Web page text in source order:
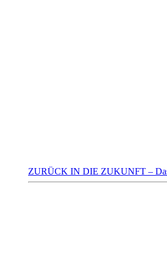
ZURÜCK IN DIE ZUKUNFT –